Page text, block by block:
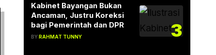
Kabinet Bayangan Bukan
Ancaman, Justru Koreksi
bagi Pemerintah dan DPR
BYRAHMAT TUNNY 3